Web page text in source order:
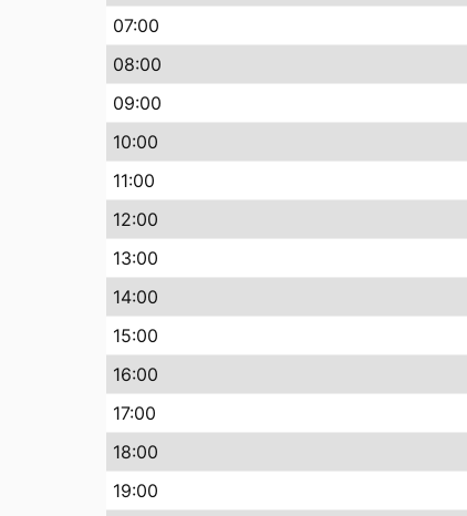
07:00
08:00
09:00
10:00
11:00
12:00
13:00
14:00
15:00
16:00
17:00
18:00
19:00